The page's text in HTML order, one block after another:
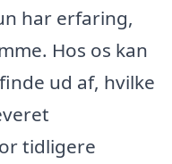
har erfaring,
Hos os kan
ud af, hvilke
tidligere